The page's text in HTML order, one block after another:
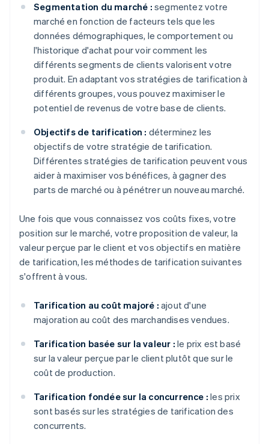
Segmentation du marché : segmentez votre
marché en fonction de facteurs tels que les
données démographiques, le comportement ou
l'historique d'achat pour voir comment les
différents segments de clients valorisent votre
produit. En adaptant vos stratégies de tarification à
différents groupes, vous pouvez maximiser le
potentiel de revenus de votre base de clients.
Objectifs de tarification : déterminez les
objectifs de votre stratégie de tarification.
Différentes stratégies de tarification peuvent vous
aider à maximiser vos bénéfices, à gagner des
parts de marché ou à pénétrer un nouveau marché.
Une fois que vous connaissez vos coûts fixes, votre
position sur le marché, votre proposition de valeur, la
valeur perçue par le client et vos objectifs en matière
de tarification, les méthodes de tarification suivantes
s'offrent à vous.
Tarification au coût majoré : ajout d'une
majoration au coût des marchandises vendues.
Tarification basée sur la valeur : le prix est basé
sur la valeur perçue par le client plutôt que sur le
coût de production.
Tarification fondée sur la concurrence : les prix
sont basés sur les stratégies de tarification des
concurrents.